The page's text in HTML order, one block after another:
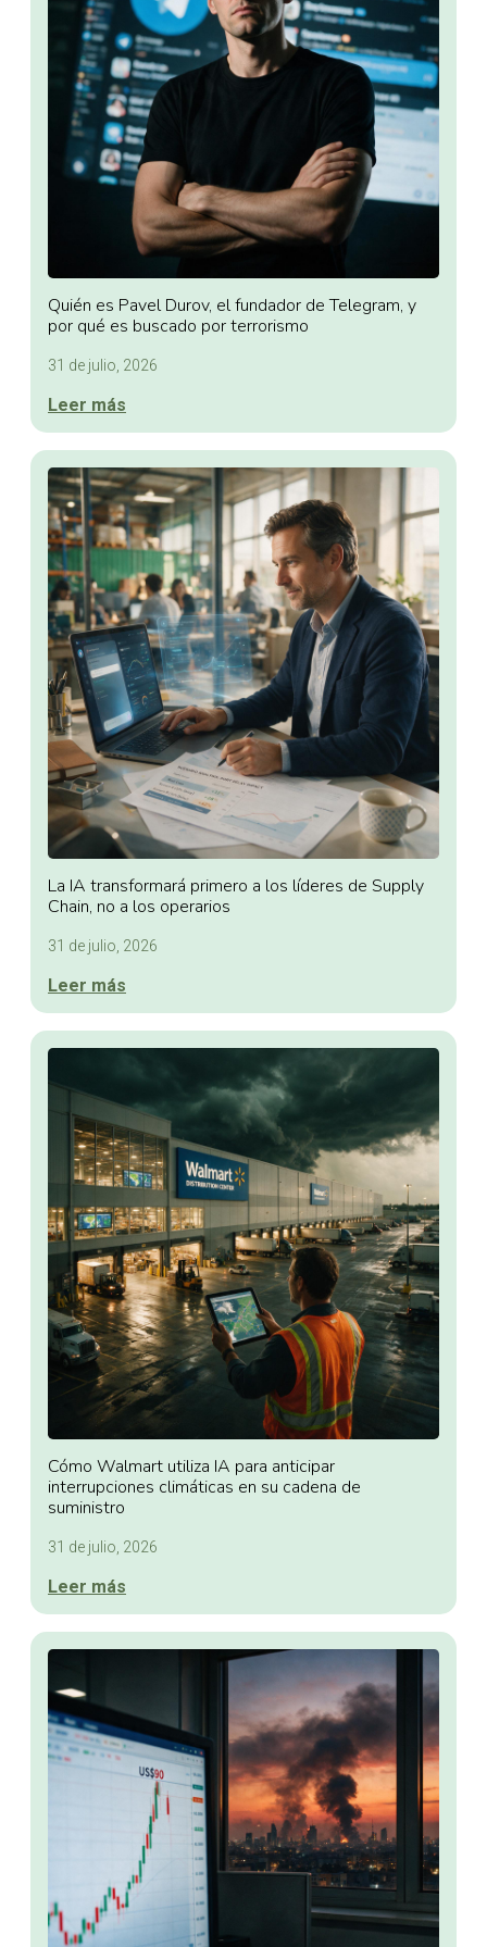
Quién es Pavel Durov, el fundador de Telegram, y
por qué es buscado por terrorismo
31 de julio, 2026
Leer más
La IA transformará primero a los líderes de Supply
Chain, no a los operarios
31 de julio, 2026
Leer más
Cómo Walmart utiliza IA para anticipar
interrupciones climáticas en su cadena de
suministro
31 de julio, 2026
Leer más